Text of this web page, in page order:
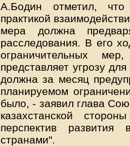
А.Бодин отметил,
практикой
мера должна
расследования. В его
ограничительных
представляет угрозу
должна за месяц
планируемом
было, - заявил глава
казахстанской
перспектив
странами".